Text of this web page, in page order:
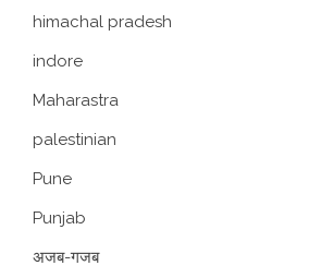
himachal pradesh
indore
Maharastra
palestinian
Pune
Punjab
अजब-गजब